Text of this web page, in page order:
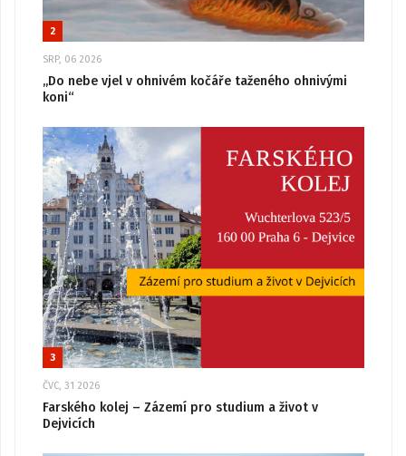
2
SRP, 06 2026
„Do nebe vjel v ohnivém kočáře taženého ohnivými
koni“
3
ČVC, 31 2026
Farského kolej – Zázemí pro studium a život v
Dejvicích